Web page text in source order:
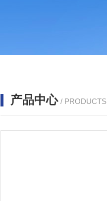
产品中心 / PRODUCTS